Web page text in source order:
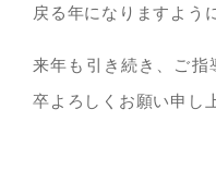
戻る年になりますよう
来年も引き続き、ご指
卒よろしくお願い申し